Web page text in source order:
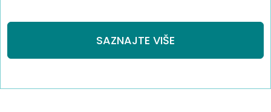
SAZNAJTE VIŠE